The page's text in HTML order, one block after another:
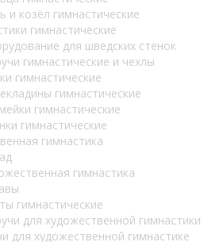
и козёл гимнастические
гимнастические
для шведских стенок
гимнастические и чехлы
гимнастические
гимнастические
гимнастические
гимнастические
гимнастика
гимнастика
гимнастические
для художественной гимнастики
для художественной гимнастике